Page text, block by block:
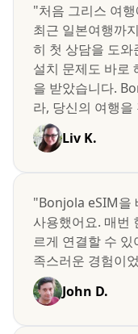
"처음 그리스 여
최근 일본여행까
히 첫 상담을 도
설치 문제도 바로
을 받았습니다.
라, 당신의 여행
Liv K.
"Bonjola eSIM을
사용했어요. 매번
르게 연결할 수
족스러운 경험이
John D.